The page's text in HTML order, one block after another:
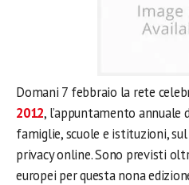
Domani 7 febbraio la rete
2012, l’appuntamento annuale
famiglie, scuole e istituzioni,
privacy online. Sono previsti
europei per questa nona